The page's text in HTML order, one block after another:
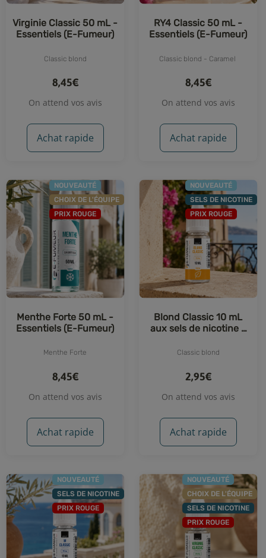
Virginie Classic 50 mL -
Essentiels (E-Fumeur)
Classic blond
8,45€
On attend vos avis
Achat rapide
RY4 Classic 50 mL -
Essentiels (E-Fumeur)
Classic blond - Caramel
8,45€
On attend vos avis
Achat rapide
NOUVEAUTÉ
CHOIX DE L'ÉQUIPE
PRIX ROUGE
Menthe Forte 50 mL -
Essentiels (E-Fumeur)
Menthe Forte
8,45€
On attend vos avis
Achat rapide
NOUVEAUTÉ
SELS DE NICOTINE
PRIX ROUGE
Blond Classic 10 mL
aux sels de nicotine -
Classic blond
2,95€
On attend vos avis
Achat rapide
NOUVEAUTÉ
SELS DE NICOTINE
PRIX ROUGE
NOUVEAUTÉ
CHOIX DE L'ÉQUIPE
SELS DE NICOTINE
PRIX ROUGE